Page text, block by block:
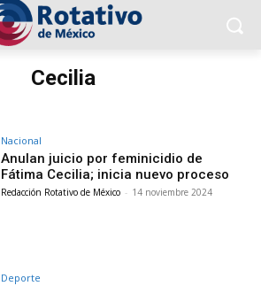
Cecilia
Nacional
Anulan juicio por feminicidio de
Fátima Cecilia; inicia nuevo proceso
Redacción Rotativo de México - 14 noviembre 2024
Deporte